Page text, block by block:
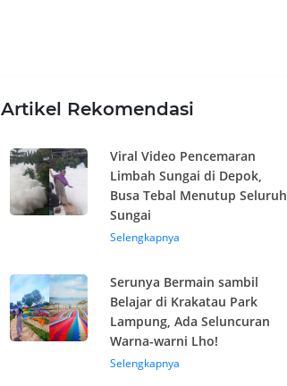
Artikel Rekomendasi
Viral Video Pencemaran
Limbah Sungai di Depok,
Busa Tebal Menutup Seluruh
Sungai
Selengkapnya
Serunya Bermain sambil
Belajar di Krakatau Park
Lampung, Ada Seluncuran
Warna-warni Lho!
Selengkapnya